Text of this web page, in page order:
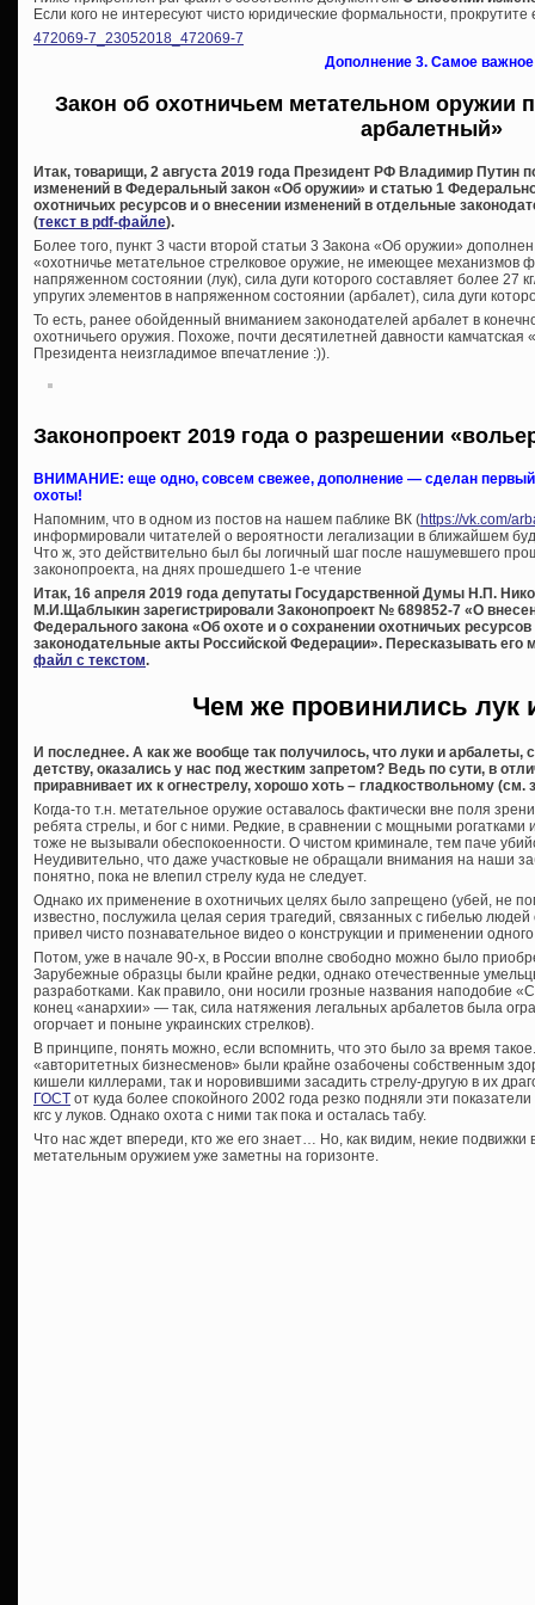
Если кого не интересуют чисто юридические формальности, прокрутите
472069-7_23052018_472069-7
Дополнение 3. Самое
Закон об охотничьем метательном оружии
арбалетный»
Итак, товарищи, 2 августа 2019 года Президент РФ Владимир Путин
изменений в Федеральный закон «Об оружии» и статью 1
охотничьих ресурсов и о внесении изменений в отдельные
(текст в pdf-файле).
Более того, пункт 3 части второй статьи 3 Закона «Об оружии»
«охотничье метательное стрелковое оружие, не имеющее механизмов
напряженном состоянии (лук), сила дуги которого составляет более
упругих элементов в напряженном состоянии (арбалет), сила дуги
То есть, ранее обойденный вниманием законодателей арбалет в
охотничьего оружия. Похоже, почти десятилетней давности камчатская
Президента неизгладимое впечатление :)).
Законопроект 2019 года о разрешении
ВНИМАНИЕ: еще одно, совсем свежее, дополнение — сделан первый
охоты!
Напомним, что в одном из постов на нашем паблике ВК (https://vk.com/
информировали читателей о вероятности легализации в ближайшем
Что ж, это действительно был бы логичный шаг после нашумевшего
законопроекта, на днях прошедшего 1-е чтение
Итак, 16 апреля 2019 года депутаты Государственной Думы Н.П.
М.И.Щаблыкин зарегистрировали Законопроект № 689852-7 «О
Федерального закона «Об охоте и о сохранении охотничьих
законодательные акты Российской Федерации». Пересказывать
файл с текстом.
Чем же провинились лук
И последнее. А как же вообще так получилось, что луки и
детству, оказались у нас под жестким запретом? Ведь по сути, в
приравнивает их к огнестрелу, хорошо хоть – гладкоствольному
Когда-то т.н. метательное оружие оставалось фактически вне поля
ребята стрелы, и бог с ними. Редкие, в сравнении с мощными рогатками
тоже не вызывали обеспокоенности. О чистом криминале, тем паче
Неудивительно, что даже участковые не обращали внимания на наши
понятно, пока не влепил стрелу куда не следует.
Однако их применение в охотничьих целях было запрещено (убей, не
известно, послужила целая серия трагедий, связанных с гибелью
привел чисто познавательное видео о конструкции и применении одного
Потом, уже в начале 90-х, в России вполне свободно можно было
Зарубежные образцы были крайне редки, однако отечественные
разработками. Как правило, они носили грозные названия наподобие
конец «анархии» — так, сила натяжения легальных арбалетов была
огорчает и поныне украинских стрелков).
В принципе, понять можно, если вспомнить, что это было за время
«авторитетных бизнесменов» были крайне озабочены собственным
кишели киллерами, так и норовившими засадить стрелу-другую в их
ГОСТ от куда более спокойного 2002 года резко подняли эти
кгс у луков. Однако охота с ними так пока и осталась табу.
Что нас ждет впереди, кто же его знает… Но, как видим, некие
метательным оружием уже заметны на горизонте.